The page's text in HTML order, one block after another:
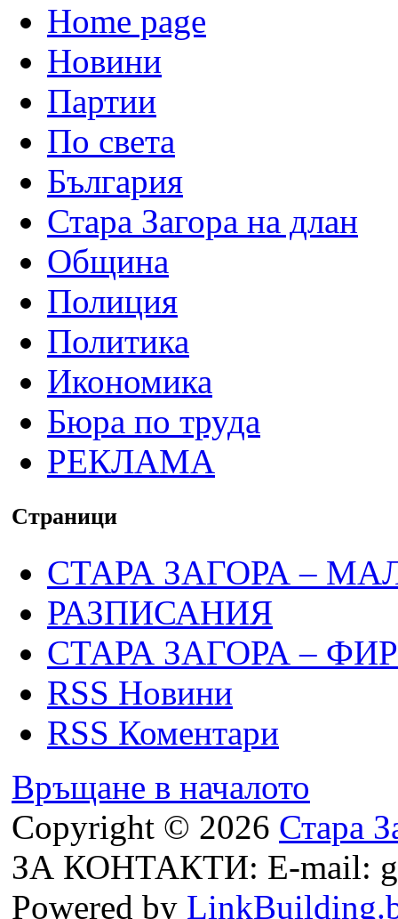
Home page
Новини
Партии
По света
България
Стара Загора на длан
Община
Полиция
Политика
Икономика
Бюра по труда
РЕКЛАМА
Страници
СТАРА ЗАГОРА –
РАЗПИСАНИЯ
СТАРА ЗАГОРА –
RSS Новини
RSS Коментари
Връщане в началото
Copyright © 2026 Стара
ЗА КОНТАКТИ: E-mail:
Powered by